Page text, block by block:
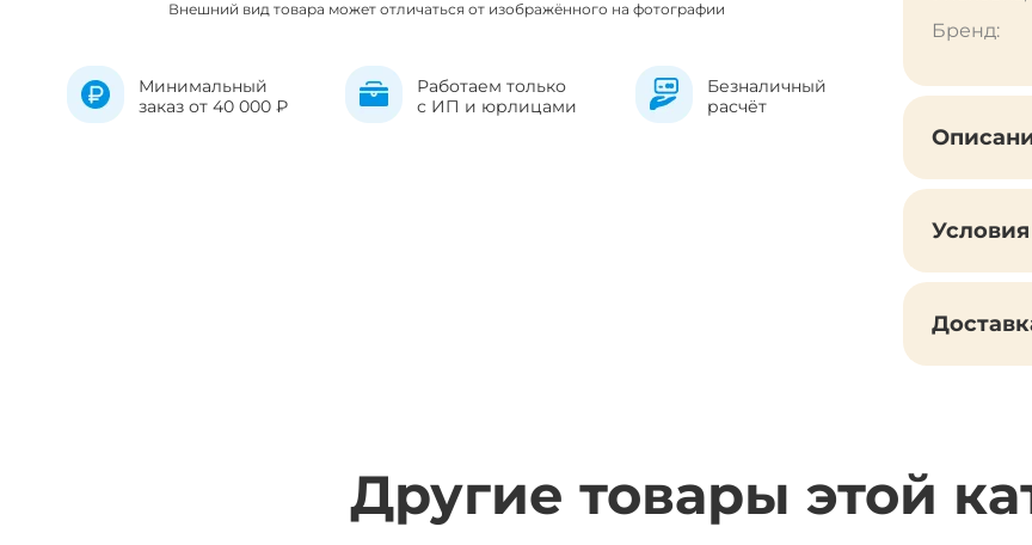
Внешний вид товара может отличаться от изображённого на фотографии
Минимальный
заказ от 40 000 ₽
Работаем только
с ИП и юрлицами
Безналичный
расчёт
Бренд:
Другие товары этой